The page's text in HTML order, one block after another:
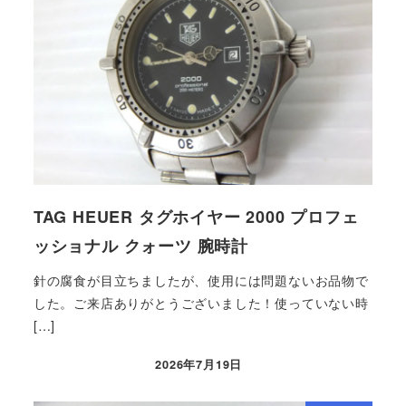
TAG HEUER タグホイヤー 2000 プロフェ
ッショナル クォーツ 腕時計
針の腐食が目立ちましたが、使用には問題ないお品物で
した。ご来店ありがとうございました！使っていない時
[…]
2026年7月19日